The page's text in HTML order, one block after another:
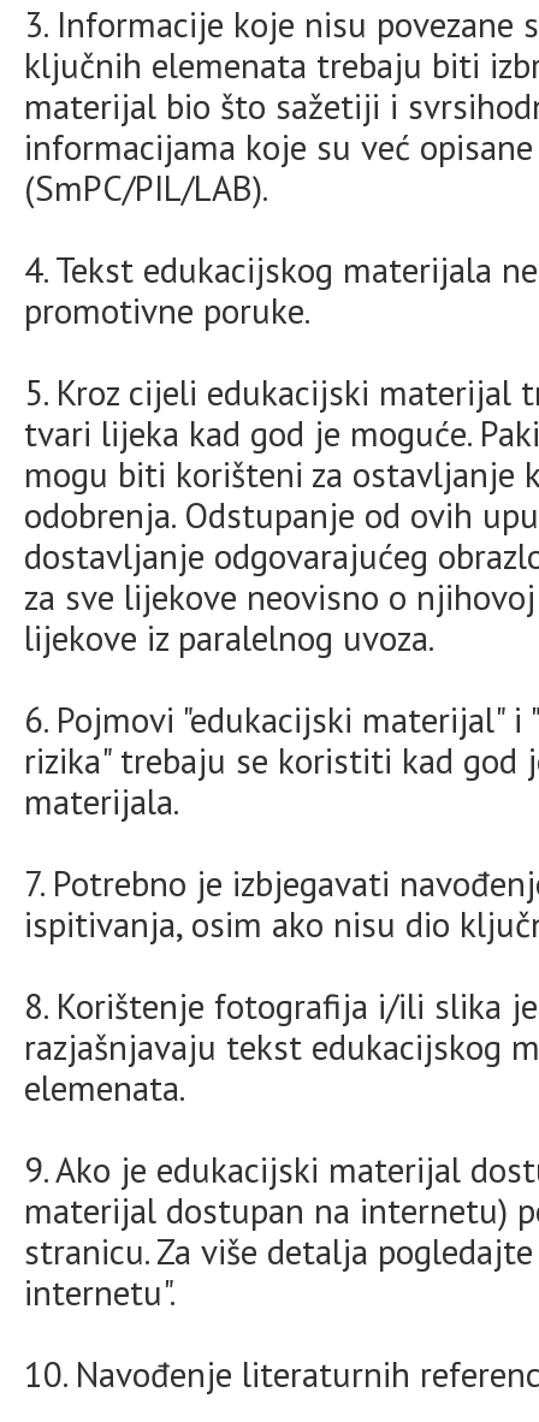
3. Informacije koje nisu povezane
ključnih elemenata trebaju biti
materijal bio što sažetiji i
informacijama koje su već
(SmPC/PIL/LAB).
4. Tekst edukacijskog materijala
promotivne poruke.
5. Kroz cijeli edukacijski
tvari lijeka kad god je moguće.
mogu biti korišteni za
odobrenja. Odstupanje od ovih
dostavljanje odgovarajućeg
za sve lijekove neovisno o
lijekove iz paralelnog uvoza.
6. Pojmovi "edukacijski materijal"
rizika" trebaju se koristiti kad god
materijala.
7. Potrebno je izbjegavati
ispitivanja, osim ako nisu dio
8. Korištenje fotografija i/ili slika
razjašnjavaju tekst edukacijskog
elemenata.
9. Ako je edukacijski materijal
materijal dostupan na internetu)
stranicu. Za više detalja
internetu".
10. Navođenje literaturnih